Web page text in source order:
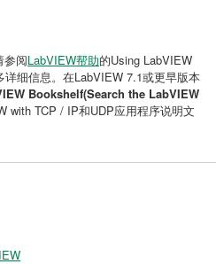
参阅LabVIEW帮助的Using LabVIEW
细信息。在LabVIEW 7.1或更早版本
Bookshelf(Search the LabVIEW
with TCP / IP和UDP应用程序说明文